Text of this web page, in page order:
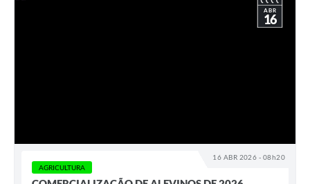
16 ABR 2026 - 08h20
ABR
16
AGRICULTURA